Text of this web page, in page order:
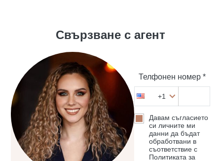
Свързване с агент
Телфонен номер *
+1
Давам съгласието
си личните ми
данни да бъдат
обработвани в
съответствие с
Политиката за